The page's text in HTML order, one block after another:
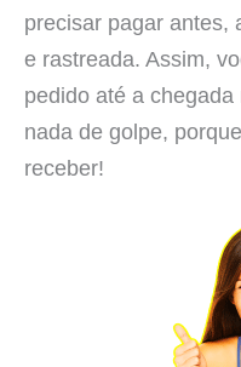
precisar pagar antes,
e rastreada. Assim,
pedido até a
nada de golpe,
receber!